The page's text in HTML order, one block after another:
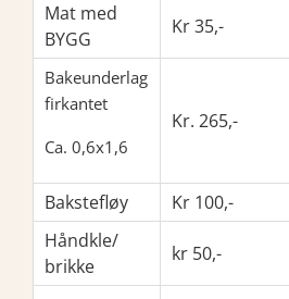
Mat med
BYGG
Kr 35,-
Bakeunderlag
firkantet
Ca. 0,6x1,6
Kr. 265,-
Bakstefløy Kr 100,-
Håndkle/
brikke
kr 50,-